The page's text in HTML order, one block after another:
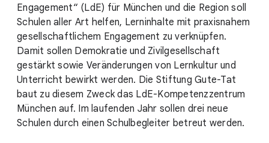
Engagement“ (LdE) für München und die Region soll
Schulen aller Art helfen, Lerninhalte mit praxisnahem
gesellschaftlichem Engagement zu verknüpfen.
Damit sollen Demokratie und Zivilgesellschaft
gestärkt sowie Veränderungen von Lernkultur und
Unterricht bewirkt werden. Die Stiftung Gute-Tat
baut zu diesem Zweck das LdE-Kompetenzzentrum
München auf. Im laufenden Jahr sollen drei neue
Schulen durch einen Schulbegleiter betreut werden.